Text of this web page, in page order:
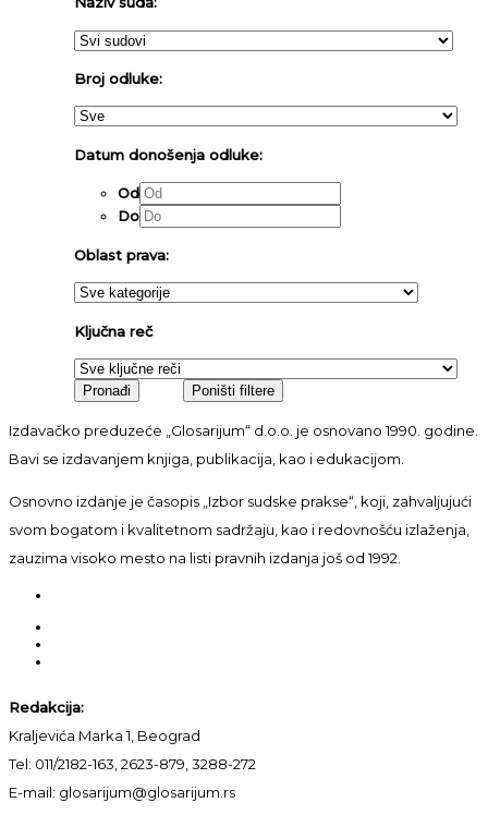
Broj odluke:
Datum donošenja odluke:
Od
Do
Oblast prava:
Ključna reč
Izdavačko preduzeće „Glosarijum“ d.o.o. je osnovano 1990. godine.
Bavi se izdavanjem knjiga, publikacija, kao i edukacijom.
Osnovno izdanje je časopis „Izbor sudske prakse“, koji, zahvaljujući
svom bogatom i kvalitetnom sadržaju, kao i redovnošću izlaženja,
zauzima visoko mesto na listi pravnih izdanja još od 1992.
Redakcija:
Kraljevića Marka 1, Beograd
Tel: 011/2182-163, 2623-879, 3288-272
E-mail: glosarijum@glosarijum.rs